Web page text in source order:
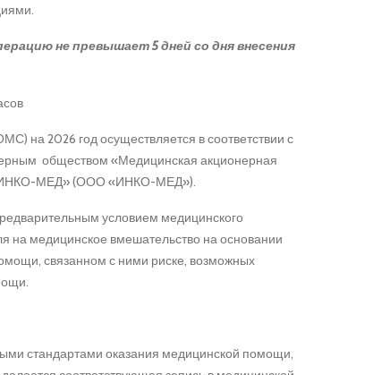
не превышает 5 дней со дня внесения
на 2026 год осуществляется в соответствии с
обществом «Медицинская акционерная
«ИНКО-МЕД» (ООО «ИНКО-МЕД»).
условием медицинского
на медицинское вмешательство на основании
связанном с ними риске, возможных
стандартами оказания медицинской помощи,